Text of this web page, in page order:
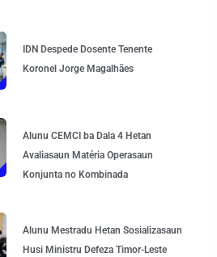
IDN Despede Dosente Tenente
Koronel Jorge Magalhães
Alunu CEMCI ba Dala 4 Hetan
Avaliasaun Matéria Operasaun
Konjunta no Kombinada
Alunu Mestradu Hetan Sosializasaun
Husi Ministru Defeza Timor-Leste